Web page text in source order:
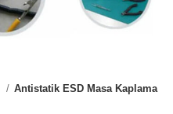
Antistatik ESD Masa Kaplama